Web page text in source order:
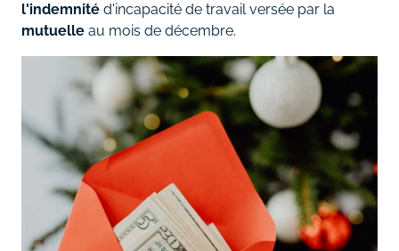
l'indemnité d'incapacité de travail versée par la
mutuelle au mois de décembre.